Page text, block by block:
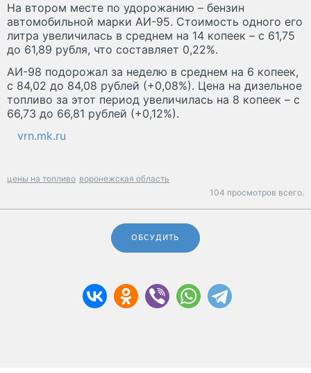
На втором месте по удорожанию – бензин
автомобильной марки АИ-95. Стоимость одного его
литра увеличилась в среднем на 14 копеек – с 61,75
до 61,89 рубля, что составляет 0,22%.
АИ-98 подорожал за неделю в среднем на 6 копеек,
с 84,02 до 84,08 рублей (+0,08%). Цена на дизельное
топливо за этот период увеличилась на 8 копеек – с
66,73 до 66,81 рублей (+0,12%).
vrn.mk.ru
цены на топливо воронежская область
104 просмотров всего.
ОБСУДИТЬ